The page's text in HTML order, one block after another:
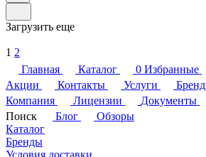
Загрузить еще
1 2
Главная
Каталог 0 Избранные
Акции
Контакты Услуги
Компания
Лицензии Документы
Поиск
Блог
Обзоры
Каталог
Бренды
Условия доставки